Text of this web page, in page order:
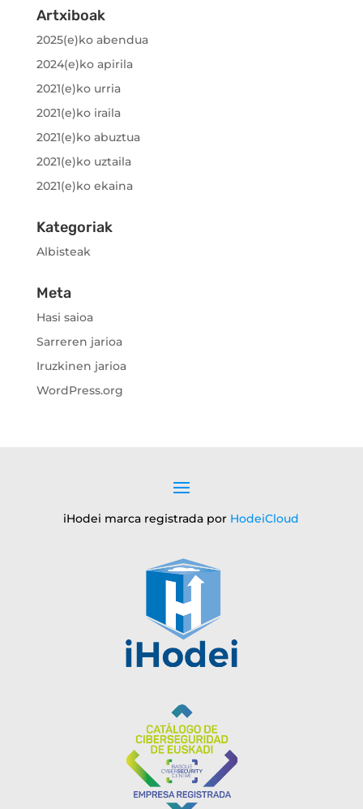
Artxiboak
2025(e)ko abendua
2024(e)ko apirila
2021(e)ko urria
2021(e)ko iraila
2021(e)ko abuztua
2021(e)ko uztaila
2021(e)ko ekaina
Kategoriak
Albisteak
Meta
Hasi saioa
Sarreren jarioa
Iruzkinen jarioa
WordPress.org
iHodei marca registrada por HodeiCloud